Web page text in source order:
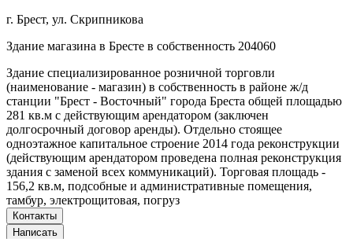
г. Брест, ул. Скрипникова
Здание магазина в Бресте в собственность 204060
Здание специализированное розничной торговли
(наименование - магазин) в собственность в районе ж/д
станции "Брест - Восточный" города Бреста общей площадью
281 кв.м с действующим арендатором (заключен
долгосрочный договор аренды). Отдельно стоящее
одноэтажное капитальное строение 2014 года реконструкции
(действующим арендатором проведена полная реконструкция
здания с заменой всех коммуникаций). Торговая площадь -
156,2 кв.м, подсобные и административные помещения,
тамбур, электрощитовая, погруз
Контакты
Написать